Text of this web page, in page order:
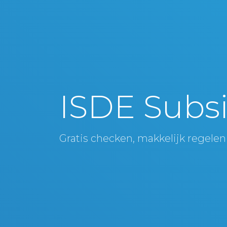
ISDE
Gratis checken, makkelijk regelen